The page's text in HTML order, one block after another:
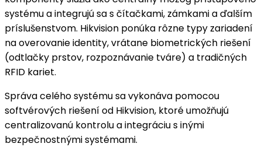
systému a integrujú sa s čítačkami, zámkami a ďalším
príslušenstvom. Hikvision ponúka rôzne typy zariadení
na overovanie identity, vrátane biometrických riešení
(odtlačky prstov, rozpoznávanie tváre) a tradičných
RFID kariet.
Správa celého systému sa vykonáva pomocou
softvérových riešení od Hikvision, ktoré umožňujú
centralizovanú kontrolu a integráciu s inými
bezpečnostnými systémami.